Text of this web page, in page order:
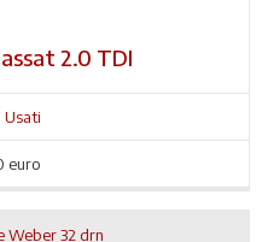
2.0 TDI
Usati
euro